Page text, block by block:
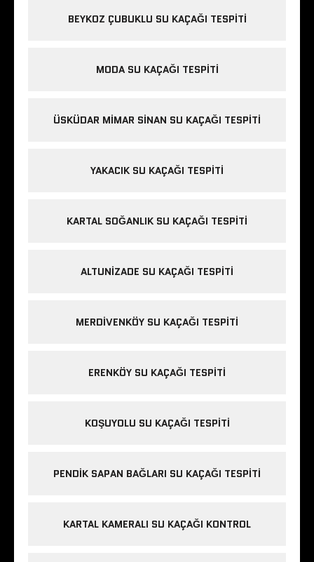
BEYKOZ ÇUBUKLU SU KAÇAĞI TESPITI
MODA SU KAÇAĞI TESPITI
ÜSKÜDAR MIMAR SINAN SU KAÇAĞI TESPITI
YAKACIK SU KAÇAĞI TESPITI
KARTAL SOĞANLIK SU KAÇAĞI TESPITI
ALTUNIZADE SU KAÇAĞI TESPITI
MERDIVENKÖY SU KAÇAĞI TESPITI
ERENKÖY SU KAÇAĞI TESPITI
KOŞUYOLU SU KAÇAĞI TESPITI
PENDIK SAPAN BAĞLARI SU KAÇAĞI TESPITI
KARTAL KAMERALI SU KAÇAĞI KONTROL